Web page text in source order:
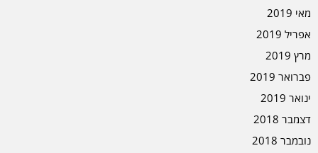
מאי 2019
אפריל 2019
מרץ 2019
פברואר 2019
ינואר 2019
דצמבר 2018
נובמבר 2018